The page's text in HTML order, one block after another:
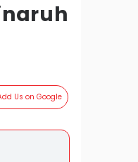
Us on Google